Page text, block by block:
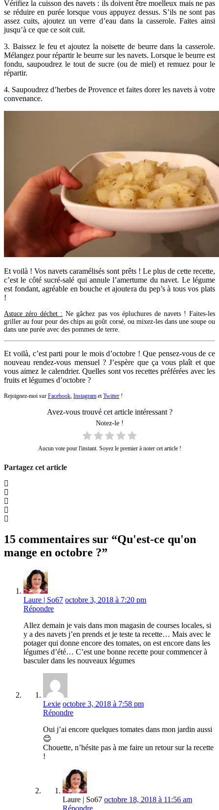
Vérifiez la cuisson des navets : ils doivent être moelleux mais ne pas
se réduire en purée lorsque vous appuyez dessus. S’ils ne sont pas
assez cuits, ajoutez un verre d’eau dans la casserole. Faites ainsi
jusqu’à ce que ce soit cuit.
3. Baissez le feu et ajoutez la noisette de beurre dans la casserole.
Mélangez pour répartir le beurre sur les navets. Lorsque le beurre est
fondu, saupoudrez le tout de sucre (ou de miel) et remuez pour le
répartir.
4. Saupoudrez d’herbes de Provence et faites dorer les navets à votre
convenance.
Et voilà ! Vos navets caramélisés sont prêts ! Le plus de cette recette,
c’est le côté sucré-salé qui annule l’amertume du navet. Le légume
est fondant, agréable en bouche et ajoutera du pep’s à tous vos plats
!
Astuce zéro déchet : Ne gâchez pas vos épluchures de navets ! Faites-les
griller au four pour des chips au goût corsé, ou mixez-les dans une soupe ou
dans une purée avec des pommes de terre.
Et voilà, c’est parti pour le mois d’octobre ! Que pensez-vous de ce
nouveau rendez-vous mensuel ? J’espère que ça vous plaît et que
vous aimez le calendrier. Quelles sont vos recettes préférées avec les
fruits et légumes d’octobre ?
Rejoignez-moi sur Facebook, Instagram etTwitter !
Avez-vous trouvé cet article intéressant ?
Notez-le !
Aucun vote pour l'instant. Soyez le premier à noter cet article !
Partagez cet article
15 commentaires sur “Qu'est-ce qu'on
mange en octobre ?”
Laure | So67 octobre 3, 2018 à 7:20 pm
Répondre
Allez demain je vais dans mon magasin de courses locales, si
y a des navets j’en prends et je teste ta recette… Mais avec le
potager qui donne encore des tomates, on est encore dans les
légumes d’été… C’est une bonne recette pour commencer à
basculer dans les nouveaux légumes
Lexie octobre 3, 2018 à 7:58 pm
Répondre
Oui j’ai encore quelques tomates dans mon jardin aussi
😊
Chouette, n’hésite pas à me faire un retour sur la recette
!
Laure | So67 octobre 18, 2018 à 11:56 am